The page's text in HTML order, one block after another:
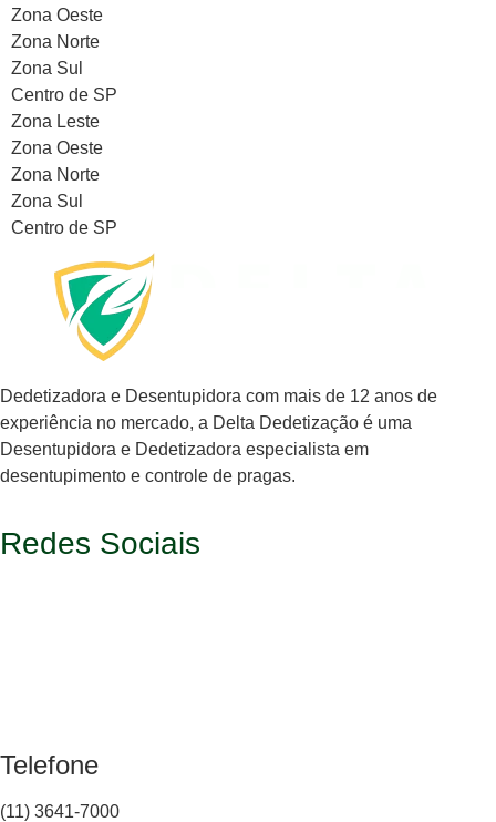
Zona Oeste
Zona Norte
Zona Sul
Centro de SP
Zona Leste
Zona Oeste
Zona Norte
Zona Sul
Centro de SP
Dedetizadora e Desentupidora com mais de 12 anos de
experiência no mercado, a Delta Dedetização é uma
Desentupidora e Dedetizadora especialista em
desentupimento e controle de pragas.
Redes Sociais
Telefone
(11) 3641-7000